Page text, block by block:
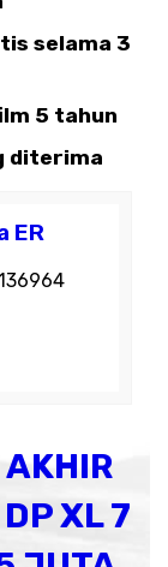
selama 3
5 tahun
diterima
ER
AKHIR
XL 7